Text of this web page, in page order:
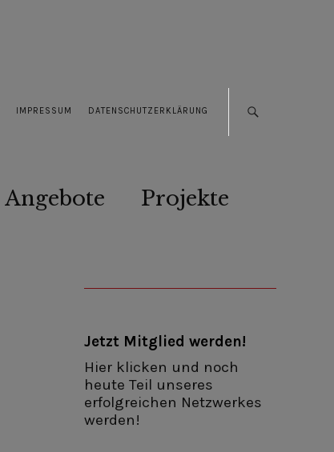
IMPRESSUM DATENSCHUTZERKLÄRUNG
Angebote Projekte
Jetzt Mitglied werden!
Hier klicken und noch
heute Teil unseres
erfolgreichen Netzwerkes
werden!